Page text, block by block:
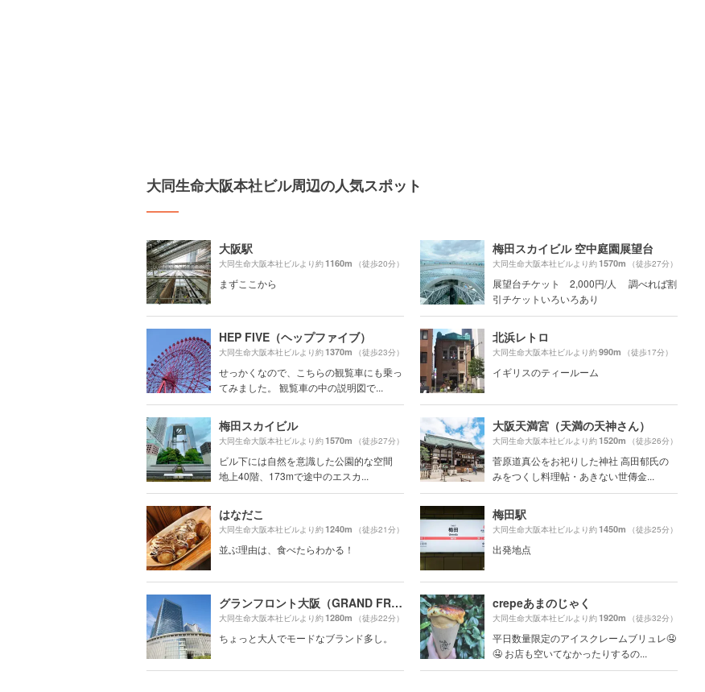
大同生命大阪本社ビル周辺の人気スポット
大阪駅
大同生命大阪本社ビルより約1160m （徒歩20分）
まずここから
梅田スカイビル 空中庭園展望台
大同生命大阪本社ビルより約1570m （徒歩27分）
展望台チケット 2,000円/人 調べれば割
引チケットいろいろあり
HEP FIVE（ヘップファイブ）
大同生命大阪本社ビルより約1370m （徒歩23分）
せっかくなので、こちらの観覧車にも乗っ
てみました。 観覧車の中の説明図で...
北浜レトロ
大同生命大阪本社ビルより約990m （徒歩17分）
イギリスのティールーム
梅田スカイビル
大同生命大阪本社ビルより約1570m （徒歩27分）
ビル下には自然を意識した公園的な空間
地上40階、173mで途中のエスカ...
大阪天満宮（天満の天神さん）
大同生命大阪本社ビルより約1520m （徒歩26分）
菅原道真公をお祀りした神社 高田郁氏の
みをつくし料理帖・あきない世傳金...
はなだこ
大同生命大阪本社ビルより約1240m （徒歩21分）
並ぶ理由は、食べたらわかる！
梅田駅
大同生命大阪本社ビルより約1450m （徒歩25分）
出発地点
グランフロント大阪（GRAND FRONT OSAKA）
大同生命大阪本社ビルより約1280m （徒歩22分）
ちょっと大人でモードなブランド多し。
crepeあまのじゃく
大同生命大阪本社ビルより約1920m （徒歩32分）
平日数量限定のアイスクレームブリュレ🤤
🤤 お店も空いてなかったりするの...